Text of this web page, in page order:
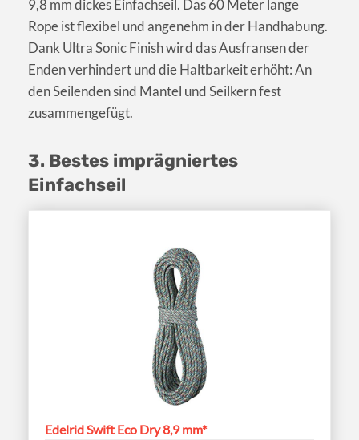
9,8 mm dickes Einfachseil. Das 60 Meter lange
Rope ist flexibel und angenehm in der Handhabung.
Dank Ultra Sonic Finish wird das Ausfransen der
Enden verhindert und die Haltbarkeit erhöht: An
den Seilenden sind Mantel und Seilkern fest
zusammengefügt.
3. Bestes imprägniertes
Einfachseil
Edelrid Swift Eco Dry 8,9 mm*